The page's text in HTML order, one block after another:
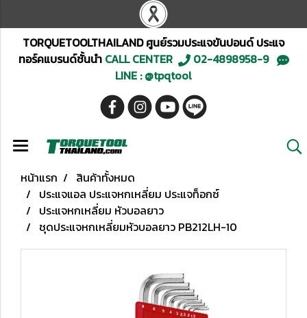
TORQUETOOLTHAILAND ศูนย์รวมประแจขันปอนด์ ประแจ
ทอร์คแบรนด์ชั้นนำCALL CENTER
02-4898958-9
LINE : @tpqtool
หน้าแรก
สินค้าทั้งหมด
ประแจแอล ประแจหกเหลี่ยม ประแจท็อกซ์
ประแจหกเหลี่ยม หัวบอลยาว
ชุดประแจหกเหลี่ยมหัวบอลยาว PB212LH-10